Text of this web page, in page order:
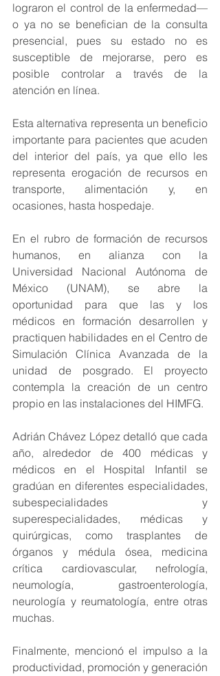
lograron el control de la enfermedad—
o ya no se benefician de la consulta
presencial, pues su estado no es
susceptible de mejorarse, pero es
posible controlar a través de la
atención en línea.
Esta alternativa representa un beneficio
importante para pacientes que acuden
del interior del país, ya que ello les
representa erogación de recursos en
transporte, alimentación y, en
ocasiones, hasta hospedaje.
En el rubro de formación de recursos
humanos, en alianza con la
Universidad Nacional Autónoma de
México (UNAM), se abre la
oportunidad para que las y los
médicos en formación desarrollen y
practiquen habilidades en el Centro de
Simulación Clínica Avanzada de la
unidad de posgrado. El proyecto
contempla la creación de un centro
propio en las instalaciones del HIMFG.
Adrián Chávez López detalló que cada
año, alrededor de 400 médicas y
médicos en el Hospital Infantil se
gradúan en diferentes especialidades,
subespecialidades y
superespecialidades, médicas y
quirúrgicas, como trasplantes de
órganos y médula ósea, medicina
crítica cardiovascular, nefrología,
neumología, gastroenterología,
neurología y reumatología, entre otras
muchas.
Finalmente, mencionó el impulso a la
productividad, promoción y generación